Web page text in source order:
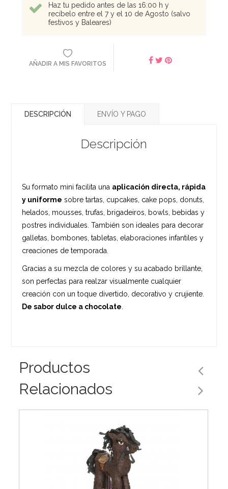
Haz tu pedido antes de las 16:00 h y
recíbelo entre el 7 y el 10 de Agosto (salvo
festivos y Baleares)
AÑADIR A MIS FAVORITOS
DESCRIPCIÓN ENVÍO Y PAGO
Descripción
Su formato mini facilita una aplicación directa, rápida
y uniforme sobre tartas, cupcakes, cake pops, donuts,
helados, mousses, trufas, brigadeiros, bowls, bebidas y
postres individuales. También son ideales para decorar
galletas, bombones, tabletas, elaboraciones infantiles y
creaciones de temporada.
Gracias a su mezcla de colores y su acabado brillante,
son perfectas para realzar visualmente cualquier
creación con un toque divertido, decorativo y crujiente.
De sabor dulce a chocolate
Productos
Relacionados